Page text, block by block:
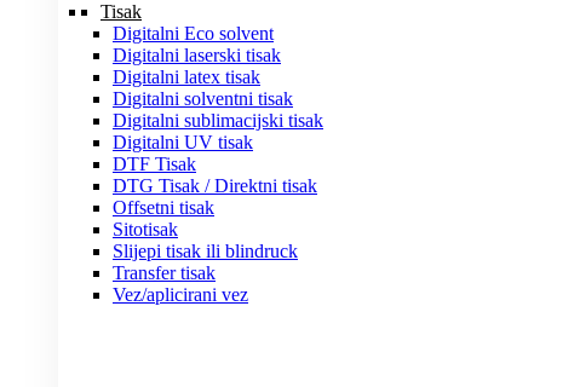
Tisak
Digitalni Eco solvent
Digitalni laserski tisak
Digitalni latex tisak
Digitalni solventni tisak
Digitalni sublimacijski tisak
Digitalni UV tisak
DTF Tisak
DTG Tisak / Direktni tisak
Offsetni tisak
Sitotisak
Slijepi tisak ili blindruck
Transfer tisak
Vez/aplicirani vez